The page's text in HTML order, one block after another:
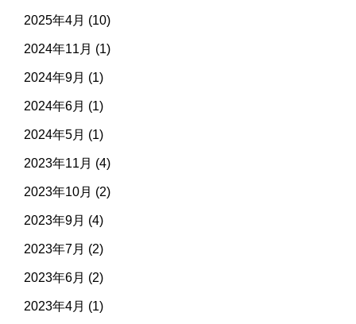
2025年4月 (10)
2024年11月 (1)
2024年9月 (1)
2024年6月 (1)
2024年5月 (1)
2023年11月 (4)
2023年10月 (2)
2023年9月 (4)
2023年7月 (2)
2023年6月 (2)
2023年4月 (1)